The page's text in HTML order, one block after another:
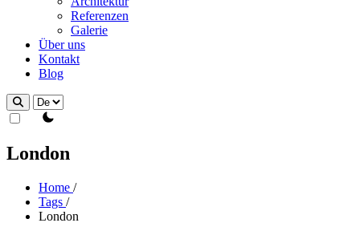
Referenzen
Galerie
Über uns
Kontakt
Blog
theme switcher
London
Home /
Tags /
London